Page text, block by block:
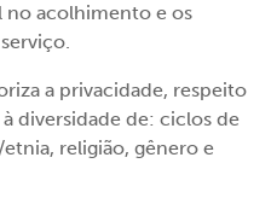
no acolhimento e os
a privacidade, respeito
diversidade de: ciclos de
religião, gênero e